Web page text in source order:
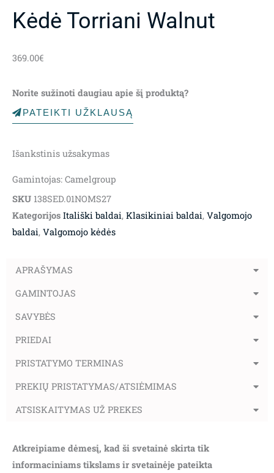
Kėdė Torriani Walnut
369.00€
Norite sužinoti daugiau apie šį produktą?
PATEIKTI UŽKLAUSĄ
Išankstinis užsakymas
Gamintojas: Camelgroup
SKU 138SED.01NOMS27
Kategorijos Itališki baldai, Klasikiniai baldai, Valgomojo
baldai, Valgomojo kėdės
APRAŠYMAS
GAMINTOJAS
SAVYBĖS
PRIEDAI
PRISTATYMO TERMINAS
PREKIŲ PRISTATYMAS/ATSIĖMIMAS
ATSISKAITYMAS UŽ PREKES
Atkreipiame dėmesį, kad ši svetainė skirta tik
informaciniams tikslams ir svetainėje pateikta